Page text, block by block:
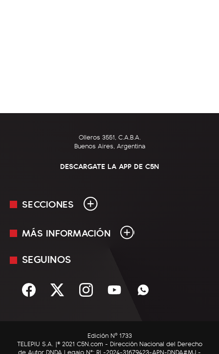
Olleros 3551, C.A.B.A.
Buenos Aires, Argentina
DESCARGATE LA APP DE C5N
SECCIONES
En Vivo
Sociedad
C5N Autos
MÁS INFORMACIÓN
Mediakit
Términos y condiciones
SEGUINOS
Edición Nº 1733
TELEPIU S.A. |© 2021 C5N.com - Dirección Nacional del Derecho
de Autor DNDA Legajo N°: RL-2024-31679423-APN-DNDA#MJ -